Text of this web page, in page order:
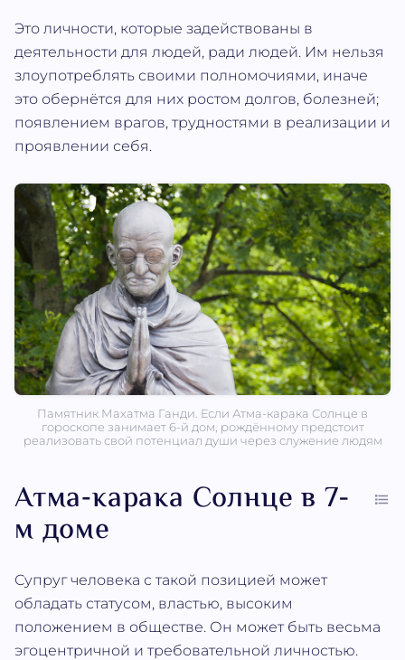
Это личности, которые задействованы в
деятельности для людей, ради людей. Им нельзя
злоупотреблять своими полномочиями, иначе
это обернётся для них ростом долгов, болезней;
появлением врагов, трудностями в реализации и
проявлении себя.
Памятник Махатма Ганди. Если Атма‐карака Солнце в
гороскопе занимает 6-й дом, рождённому предстоит
реализовать свой потенциал души через служение людям
Атма‐карака Солнце в 7-
м доме
Супруг человека с такой позицией может
обладать статусом, властью, высоким
положением в обществе. Он может быть весьма
эгоцентричной и требовательной личностью.